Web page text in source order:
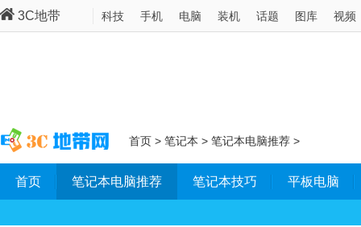
3C地带 科技 手机 电脑 装机 话题 图库 视频
首页 > 笔记本 > 笔记本电脑推荐 >
首页 笔记本电脑推荐 笔记本技巧 平板电脑